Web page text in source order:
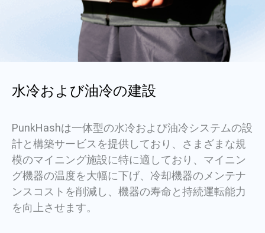
水冷および油冷の建設
PunkHashは一体型の水冷および油冷システムの設
計と構築サービスを提供しており、さまざまな規
模のマイニング施設に特に適しており、マイニン
グ機器の温度を大幅に下げ、冷却機器のメンテナ
ンスコストを削減し、機器の寿命と持続運転能力
を向上させます。